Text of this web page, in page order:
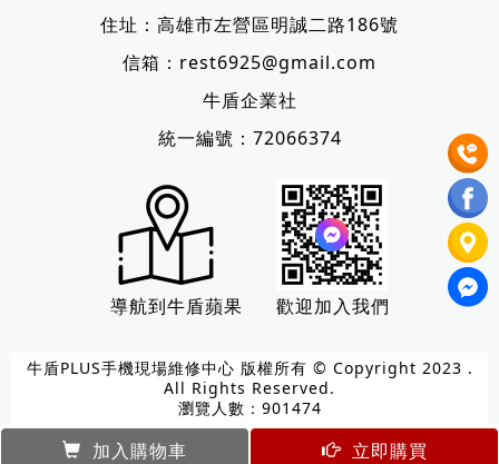
加入購物車 立即購買
住址： 高雄市左營區明誠二路186號
信箱： rest6925@gmail.com
牛盾企業社
統一編號：72066374
導航到牛盾蘋果 歡迎加入我們
牛盾PLUS手機現場維修中心 版權所有 © Copyright 2023 .
All Rights Reserved.
瀏覽人數：901474